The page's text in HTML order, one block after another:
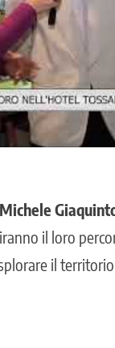
Michele
il loro
il